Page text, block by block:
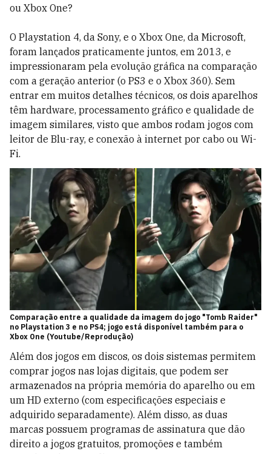
ou Xbox One?
O Playstation 4, da Sony, e o Xbox One, da Microsoft,
foram lançados praticamente juntos, em 2013, e
impressionaram pela evolução gráfica na comparação
com a geração anterior (o PS3 e o Xbox 360). Sem
entrar em muitos detalhes técnicos, os dois aparelhos
têm hardware, processamento gráfico e qualidade de
imagem similares, visto que ambos rodam jogos com
leitor de Blu-ray, e conexão à internet por cabo ou Wi-
Fi.
Comparação entre a qualidade da imagem do jogo "Tomb Raider"
no Playstation 3 e no PS4; jogo está disponível também para o
Xbox One (Youtube/Reprodução)
Além dos jogos em discos, os dois sistemas permitem
comprar jogos nas lojas digitais, que podem ser
armazenados na própria memória do aparelho ou em
um HD externo (com especificações especiais e
adquirido separadamente). Além disso, as duas
marcas possuem programas de assinatura que dão
direito a jogos gratuitos, promoções e também